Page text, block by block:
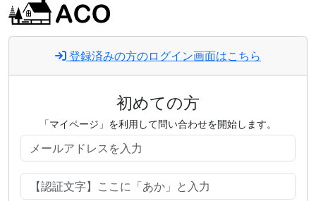
登録済みの方のログイン画面はこちら
初めての方
「マイページ」を利用して問い合わせを開始します。